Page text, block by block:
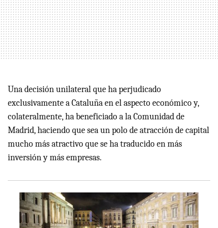
Una decisión unilateral que ha perjudicado
exclusivamente a Cataluña en el aspecto económico y,
colateralmente, ha beneficiado a la Comunidad de
Madrid, haciendo que sea un polo de atracción de capital
mucho más atractivo que se ha traducido en más
inversión y más empresas.